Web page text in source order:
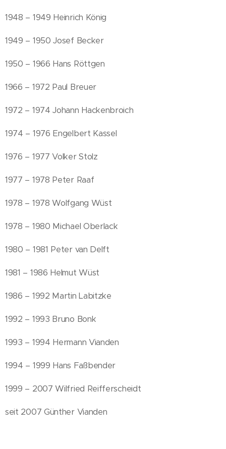
1948 – 1949 Heinrich König
1949 – 1950 Josef Becker
1950 – 1966 Hans Röttgen
1966 – 1972 Paul Breuer
1972 – 1974 Johann Hackenbroich
1974 – 1976 Engelbert Kassel
1976 – 1977 Volker Stolz
1977 – 1978 Peter Raaf
1978 – 1978 Wolfgang Wüst
1978 – 1980 Michael Oberlack
1980 – 1981 Peter van Delft
1981 – 1986 Helmut Wüst
1986 – 1992 Martin Labitzke
1992 – 1993 Bruno Bonk
1993 – 1994 Hermann Vianden
1994 – 1999 Hans Faßbender
1999 – 2007 Wilfried Reifferscheidt
seit 2007 Günther Vianden